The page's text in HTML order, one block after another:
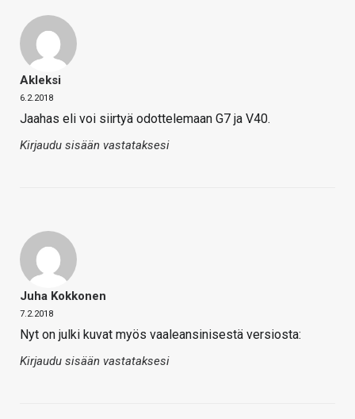
Akleksi
6.2.2018
Jaahas eli voi siirtyä odottelemaan G7 ja V40.
Kirjaudu sisään vastataksesi
Juha Kokkonen
7.2.2018
Nyt on julki kuvat myös vaaleansinisestä versiosta:
Kirjaudu sisään vastataksesi